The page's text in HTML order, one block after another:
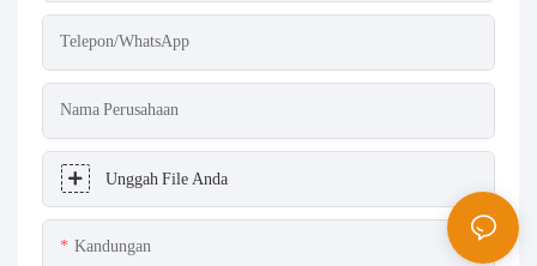
Telepon/WhatsApp
Nama Perusahaan
Unggah File Anda
Kandungan